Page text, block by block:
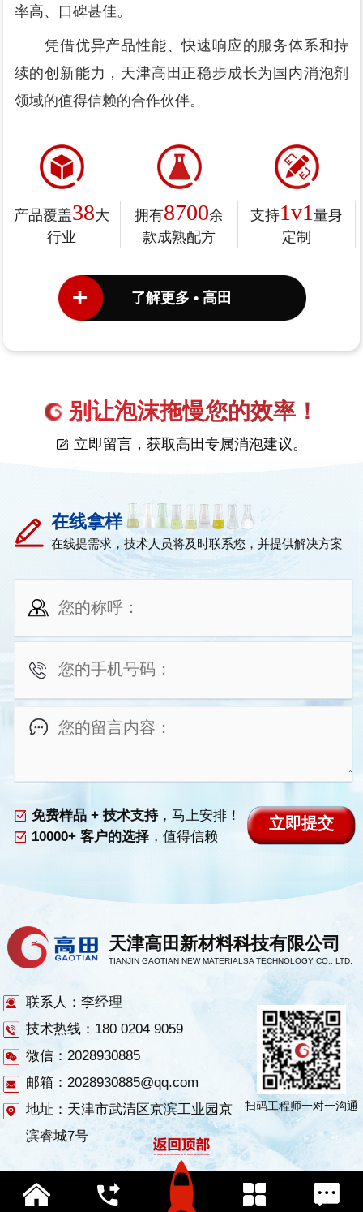
率高、口碑甚佳。
凭借优异产品性能、快速响应的服务体系和持
续的创新能力，天津高田正稳步成长为国内消泡剂
领域的值得信赖的合作伙伴。
产品覆盖38大
行业
拥有8700余
款成熟配方
支持1v1 量身
定制
了解更多 • 高田
别让泡沫拖慢您的效率！
立即留言，获取高田专属消泡建议。
在线拿样
在线提需求，技术人员将及时联系您，并提供解决方案
免费样品 + 技术支持，马上安排！
10000+ 客户的选择，值得信赖
天津高田新材料科技有限公司
TIANJIN GAOTIAN NEW MATERIALSA TECHNOLOGY CO., LTD.
联系人：李经理
技术热线：180 0204 9059
微信：2028930885
邮箱：2028930885@qq.com
地址：天津市武清区京滨工业园京
滨睿城7号
扫码工程师一对一沟通